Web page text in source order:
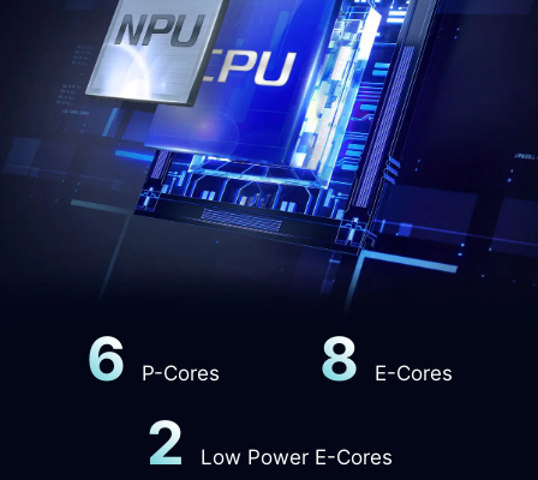
6 P-Cores 8 E-Cores
2 Low Power E-Cores